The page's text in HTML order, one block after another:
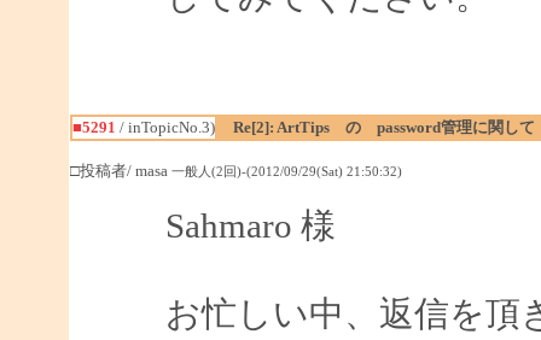
■5291 / inTopicNo.3) Re[2]: ArtTips の password管理に関して
□投稿者/ masa 一般人(2回)-(2012/09/29(Sat) 21:50:32)
Sahmaro 様
お忙しい中、返信を